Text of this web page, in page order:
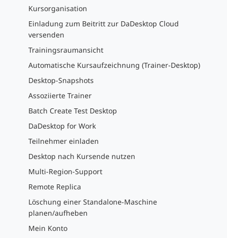
Kursorganisation
Einladung zum Beitritt zur DaDesktop Cloud
versenden
Trainingsraumansicht
Automatische Kursaufzeichnung (Trainer-Desktop)
Desktop-Snapshots
Assoziierte Trainer
Batch Create Test Desktop
DaDesktop for Work
Teilnehmer einladen
Desktop nach Kursende nutzen
Multi-Region-Support
Remote Replica
Löschung einer Standalone-Maschine
planen/aufheben
Mein Konto